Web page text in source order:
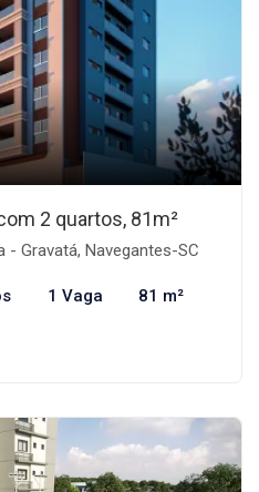
2 quartos, 81m²
- Gravatá, Navegantes-SC
1 Vaga 81 m²